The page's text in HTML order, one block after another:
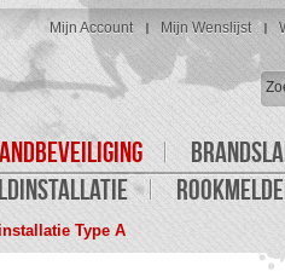
Mijn Account Mijn Wenslijst
Type A